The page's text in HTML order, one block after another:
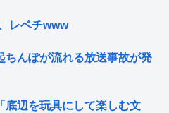
レベチwww
ちんぽが流れる放送事故が発
底辺を玩具にして楽しむ文